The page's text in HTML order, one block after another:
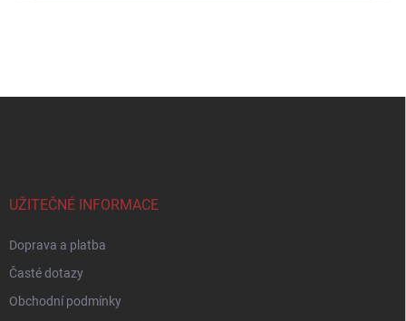
UŽITEČNÉ INFORMACE
Doprava a platba
Časté dotazy
Obchodní podmínky